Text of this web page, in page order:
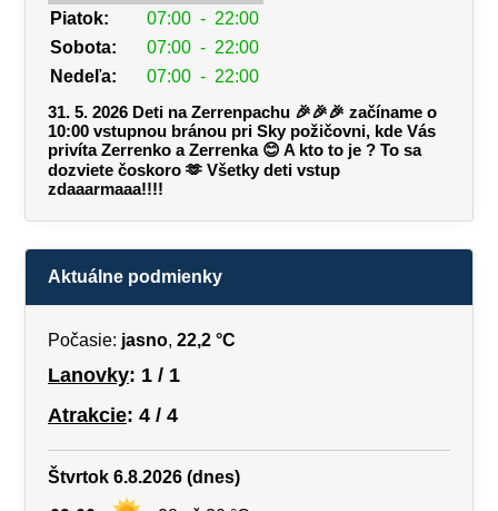
Piatok:
07:00 - 22:00
Sobota:
07:00 - 22:00
Nedeľa:
07:00 - 22:00
31. 5. 2026 Deti na Zerrenpachu 🎉🎉🎉 začíname o
10:00 vstupnou bránou pri Sky požičovni, kde Vás
privíta Zerrenko a Zerrenka 😊 A kto to je ? To sa
dozviete čoskoro 🫶 Všetky deti vstup
zdaaarmaaa!!!!
Aktuálne podmienky
Počasie: jasno, 22,2 °C
Lanovky: 1 / 1
Atrakcie: 4 / 4
Štvrtok 6.8.2026 (dnes)